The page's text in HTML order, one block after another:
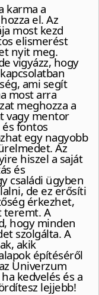
karma a
el. Az
most kezd
elismerést
nyit meg.
vigyázz, hogy
ami segít
most arra
meghozza a
vagy mentor
fontos
egy nagyobb
Az
hiszel a saját
és
családi ügyben
de ez erősíti
érkezhet,
teremt. A
hogy minden
szolgálta. A
akik
építéséről
Univerzum
kedvelés és a
lejjebb!